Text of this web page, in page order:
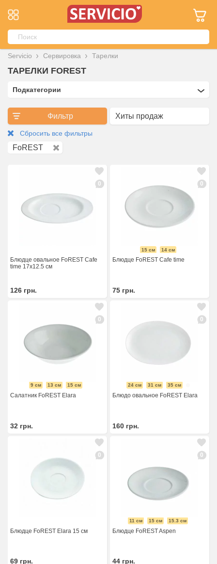
Servicio Сервировка Тарелки
ТАРЕЛКИ FOREST
Подкатегории
Фильтр
Сбросить все фильтры
FoREST
0
Блюдце овальное FoREST Cafe
time 17х12.5 см
126 грн.
0
15 см 14 см
Блюдце FoREST Cafe time
75 грн.
0
9 см 13 см 15 см
Салатник FoREST Elara
32 грн.
0
24 см 31 см 35 см
Блюдо овальное FoREST Elara
160 грн.
0
Блюдце FoREST Elara 15 см
69 грн.
0
11 см 15 см 15.3 см
Блюдце FoREST Aspen
44 грн.